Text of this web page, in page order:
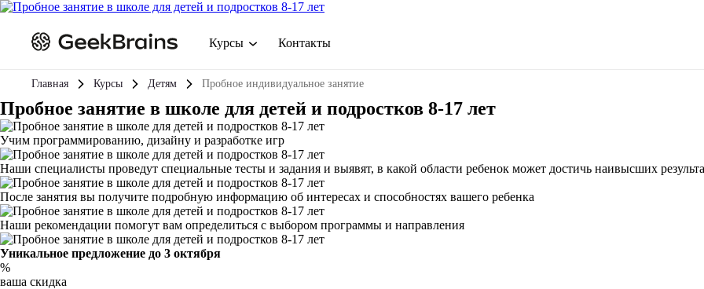
Курсы Контакты
Главная Курсы Детям Пробное индивидуальное занятие
Пробное занятие в школе для детей и подростков 8-17 лет
Учим программированию, дизайну и разработке игр
Наши специалисты проведут специальные тесты и задания и выявят, в какой области ребенок может достичь наивысших
После занятия вы получите подробную информацию об интересах и способностях вашего ребенка
Наши рекомендации помогут вам определиться с выбором программы и направления
Уникальное предложение до 3 октября
%
ваша скидка